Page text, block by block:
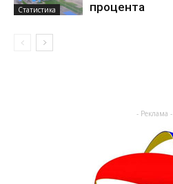
Статистика процента
- Реклама -